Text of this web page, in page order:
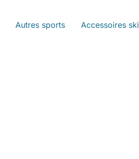
Autres sports
Accessoires ski